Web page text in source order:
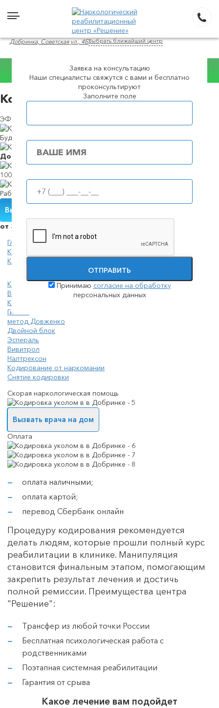
Добринка, Советская ул., 4БВыбрать ближайший центр
WhatsApp
Кодировка уколом в в Добринке
ЭФФЕКТИВНЫЙ МЕТОД КОДИРОВАНИЕ ОТ АЛКОГОЛИЗМА
Будем в течение
Доступныецены
100%
Работаем круглосуточно
Вызвать нарколога
от 3700 руб.
Главная
Кодирование
Кодировка уколом
Кодирование от алкоголизма на дому
Вшивание от алкогольной зависимости
Кодировка уколом
Гипноз
метод Довженко
Двойной блок
Эспераль
Вивитрол
Налтрексон
Кодирование от наркомании
Снятие кодировки
Скорая наркологическая помощь
Вызвать врача на дом
Оплата
оплата наличными;
оплата картой;
перевод Сбербанк онлайн
Процедуру кодирования рекомендуется
делать людям, которые прошли полный курс
реабилитации в клинике. Манипуляция
становится финальным этапом, помогающим
закрепить результат лечения и достичь
полной ремиссии. Преимущества центра
"Решение":
Трансфер из любой точки России
Бесплатная психологическая работа с
родственниками
Поэтапная системная реабилитации
Гарантия от срыва
Какое лечение вам подойдет
Заявка на консультацию
Наши специалисты свяжутся с вами и бесплатно
проконсультируют
Заполните поле
ОТПРАВИТЬ
Принимаю согласие на обработку
персональных данных